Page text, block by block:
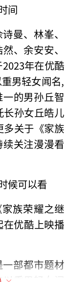
间
曼、林峯、
、余安安、
年在优酷
男轻女闻名,
的男孙丘智
孙女丘皓儿
关于《家族
关注漫漫看
候可以看
族荣耀之继
优酷上映播
一部都市题材